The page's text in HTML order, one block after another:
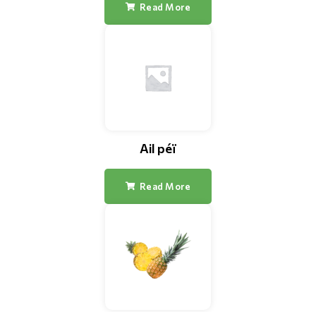
Read More
Ail péï
Read More